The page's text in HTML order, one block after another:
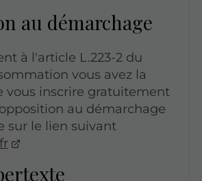
au démarchage
à l'article L.223-2 du
vous avez la
vous inscrire gratuitement
au démarchage
sur le lien suivant